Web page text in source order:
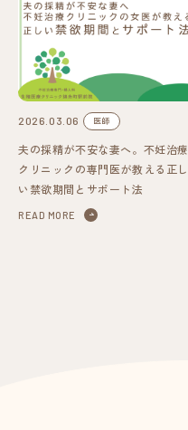
2026.03.06 医師
夫の採精が不安な妻へ。不妊治療
クリニックの専門医が教える正し
い禁欲期間とサポート法
READ MORE